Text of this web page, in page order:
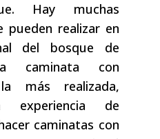
Hay muchas
pueden realizar en
del bosque de
caminata con
más realizada,
de
caminatas con